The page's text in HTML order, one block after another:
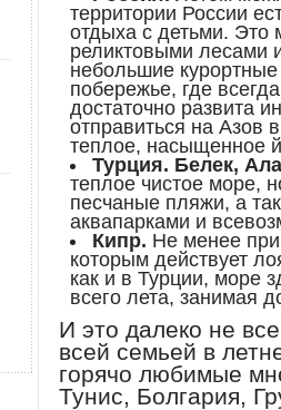
территории России
отдыха с детьми. Это
реликтовыми лесами
небольшие
побережье, где
достаточно развита
отправиться на Азов
теплое, насыщенное
Турция. Белек,
теплое чистое море,
песчаные пляжи, а
аквапарками и
Кипр. Не менее
которым действует
как и в Турции, море
всего лета, занимая
И это далеко не
всей семьей в
горячо любимые
Тунис, Болгария,